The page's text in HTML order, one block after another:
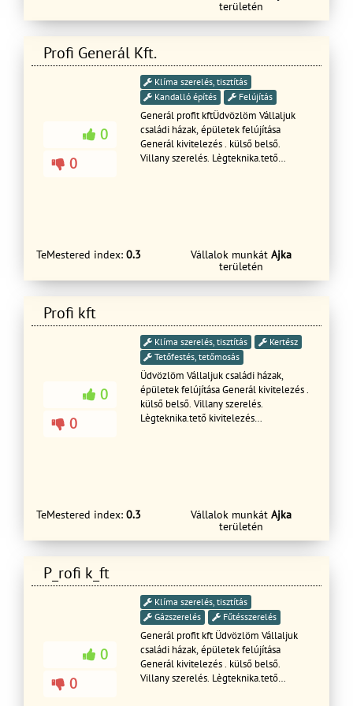
területén
Profi Generál Kft.
0
0
Klíma szerelés, tisztítás
Kandalló építés
Felújítás
Generál profit kftÜdvözlöm Vállaljuk
családi házak, épületek felújítása
Generál kivitelezés . külső belső.
Villany szerelés. Lègteknika.tető
TeMestered index: 0.3 Vállalok munkát Ajka
területén
Profi kft
0
0
Klíma szerelés, tisztítás
Kertész
Tetőfestés, tetőmosás
Üdvözlöm Vállaljuk családi házak,
épületek felújítása Generál kivitelezés .
külső belső. Villany szerelés.
Lègteknika.tető kivitelezés
TeMestered index: 0.3 Vállalok munkát Ajka
területén
P_rofi k_ft
0
0
Klíma szerelés, tisztítás
Gázszerelés
Fűtésszerelés
Generál profit kft Üdvözlöm Vállaljuk
családi házak, épületek felújítása
Generál kivitelezés . külső belső.
Villany szerelés. Lègteknika.tető